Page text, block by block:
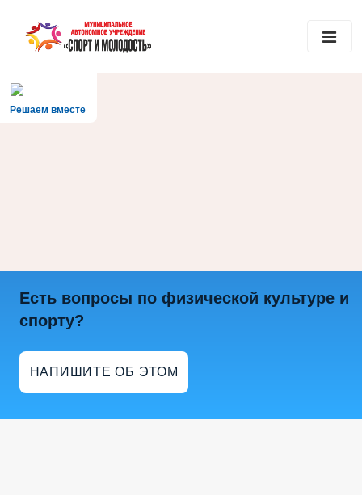
Решаем вместе
Есть вопросы по физической культуре и
спорту?
НАПИШИТЕ ОБ ЭТОМ